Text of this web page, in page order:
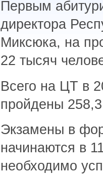
Первым
директора
Миксюка, на
22 тысяч
Всего на ЦТ в
пройдены
Экзамены в
начинаются в
необходимо